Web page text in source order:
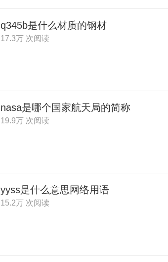
q345b是什么材质的钢材
17.3万 次阅读
nasa是哪个国家航天局的简称
19.9万 次阅读
yyss是什么意思网络用语
15.2万 次阅读